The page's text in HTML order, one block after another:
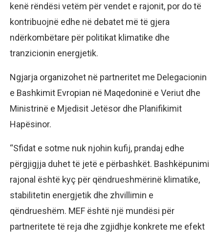
kenë rëndësi vetëm për vendet e rajonit, por do të
kontribuojnë edhe në debatet më të gjera
ndërkombëtare për politikat klimatike dhe
tranzicionin energjetik.
Ngjarja organizohet në partneritet me Delegacionin
e Bashkimit Evropian në Maqedoninë e Veriut dhe
Ministrinë e Mjedisit Jetësor dhe Planifikimit
Hapësinor.
“Sfidat e sotme nuk njohin kufij, prandaj edhe
përgjigjja duhet të jetë e përbashkët. Bashkëpunimi
rajonal është kyç për qëndrueshmërinë klimatike,
stabilitetin energjetik dhe zhvillimin e
qëndrueshëm. MEF është një mundësi për
partneritete të reja dhe zgjidhje konkrete me efekt